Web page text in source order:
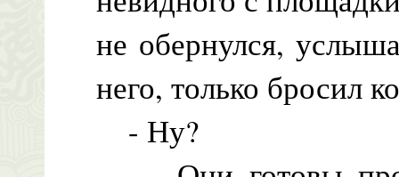
не обернулся,
него, только бросил
- Ну?